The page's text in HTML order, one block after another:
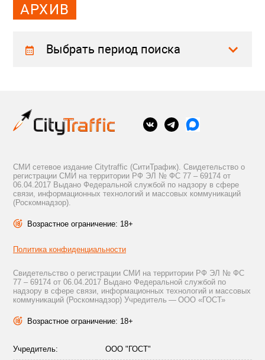
АРХИВ
Выбрать период поиска
СМИ сетевое издание Citytraffic (СитиТрафик). Свидетельство о
регистрации СМИ на территории РФ ЭЛ № ФС 77 – 69174 от
06.04.2017 Выдано Федеральной службой по надзору в сфере
связи, информационных технологий и массовых коммуникаций
(Роскомнадзор).
Возрастное ограничение: 18+
Политика конфиденциальности
Свидетельство о регистрации СМИ на территории РФ ЭЛ № ФС
77 – 69174 от 06.04.2017 Выдано Федеральной службой по
надзору в сфере связи, информационных технологий и массовых
коммуникаций (Роскомнадзор) Учредитель — ООО «ГОСТ»
Возрастное ограничение: 18+
Учредитель: ООО "ГОСТ"